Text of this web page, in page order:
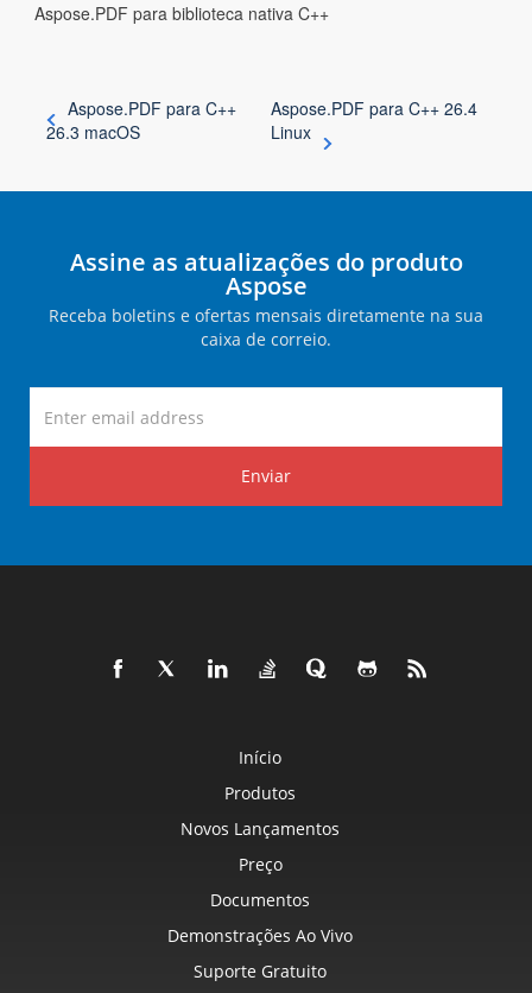
Aspose.PDF para biblioteca nativa C++
Aspose.PDF para C++
26.3 macOS
Aspose.PDF para C++ 26.4
Linux
Assine as atualizações do produto
Aspose
Receba boletins e ofertas mensais diretamente na sua
caixa de correio.
Enviar
Início
Produtos
Novos Lançamentos
Preço
Documentos
Demonstrações Ao Vivo
Suporte Gratuito